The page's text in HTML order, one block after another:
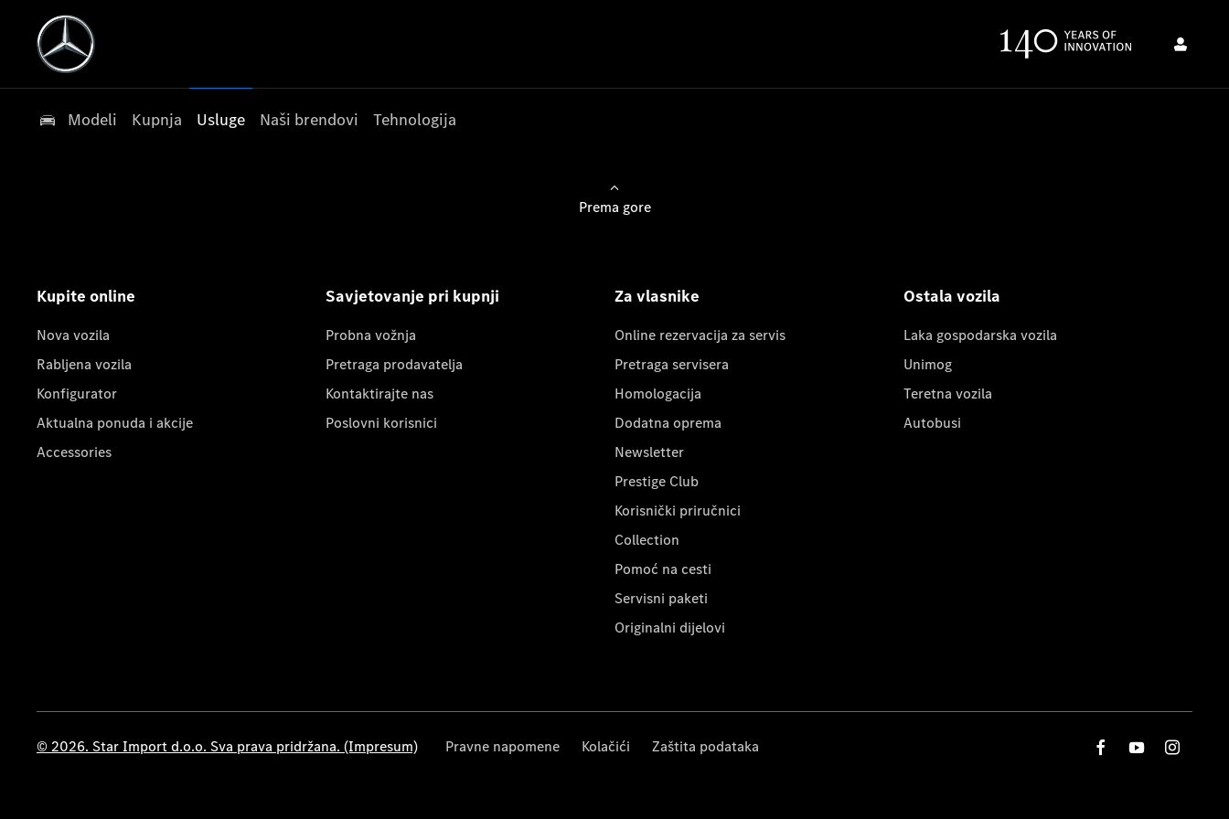
Modeli Kupnja Usluge Naši brendovi Tehnologija
Prema gore
Kupite online
Nova vozila
Rabljena vozila
Konfigurator
Aktualna ponuda i akcije
Accessories
Savjetovanje pri kupnji
Probna vožnja
Pretraga prodavatelja
Kontaktirajte nas
Poslovni korisnici
Za vlasnike
Online rezervacija za servis
Pretraga servisera
Homologacija
Dodatna oprema
Newsletter
Prestige Club
Korisnički priručnici
Collection
Pomoć na cesti
Servisni paketi
Originalni dijelovi
Ostala vozila
Laka gospodarska vozila
Unimog
Teretna vozila
Autobusi
© 2026. Star Import d.o.o. Sva prava pridržana. (Impresum) Pravne napomene Kolačići Zaštita podataka